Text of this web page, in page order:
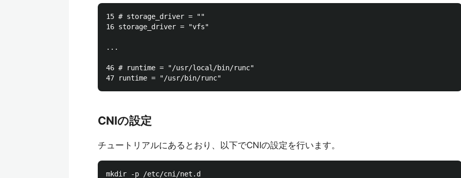
15 # storage_driver = ""
16 storage_driver = "vfs"
...
46 # runtime = "/usr/local/bin/runc"
CNIの設定
チュートリアルにあるとおり、以下でCNIの設定を行います。
mkdir -p /etc/cni/net.d